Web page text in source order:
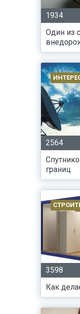
1934
Один из
2564
границ
3598
Как